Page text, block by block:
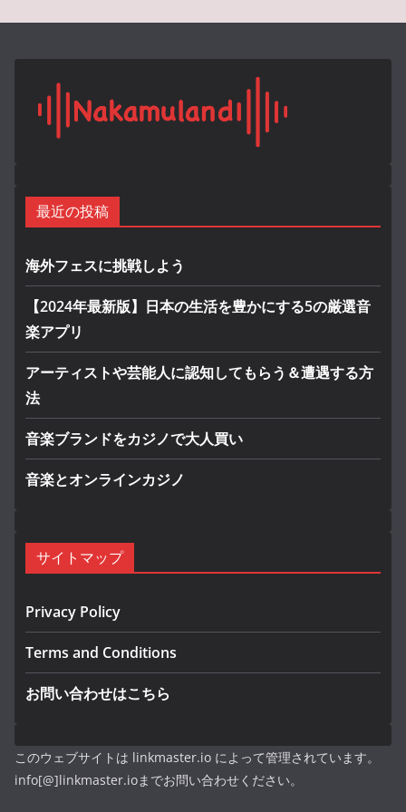
最近の投稿
海外フェスに挑戦しよう
【2024年最新版】日本の生活を豊かにする5の厳選音
楽アプリ
アーティストや芸能人に認知してもらう＆遭遇する方
法
音楽ブランドをカジノで大人買い
音楽とオンラインカジノ
サイトマップ
Privacy Policy
Terms and Conditions
お問い合わせはこちら
このウェブサイトは linkmaster.io によって管理されています。
info[@]linkmaster.ioまでお問い合わせください。